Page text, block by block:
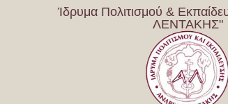
Ίδρυμα Πολιτισμού &
ΛΕΝΤΑΚΗΣ"